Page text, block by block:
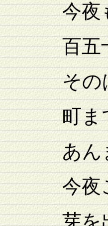
今夜も
百五十円
そのばけ
町まで買
あんまり
今夜この
芽を出し